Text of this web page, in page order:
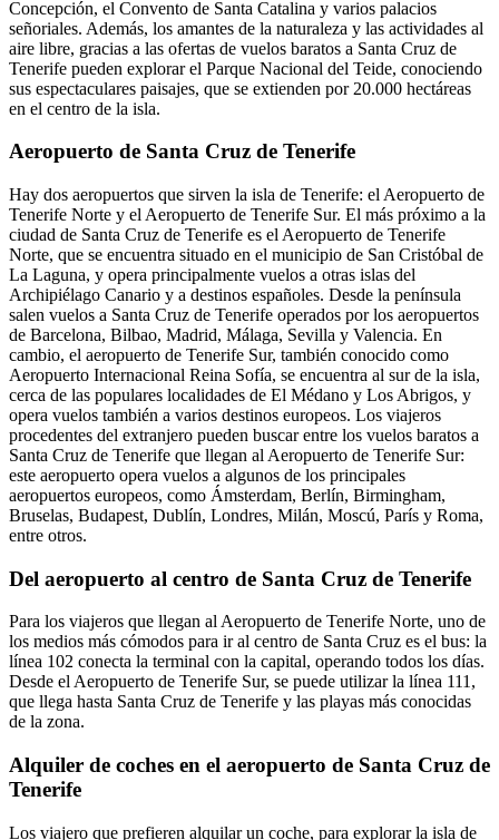
Concepción, el Convento de Santa Catalina y varios palacios
señoriales. Además, los amantes de la naturaleza y las actividades al
aire libre, gracias a las ofertas de vuelos baratos a Santa Cruz de
Tenerife pueden explorar el Parque Nacional del Teide, conociendo
sus espectaculares paisajes, que se extienden por 20.000 hectáreas
en el centro de la isla.
Aeropuerto de Santa Cruz de Tenerife
Hay dos aeropuertos que sirven la isla de Tenerife: el Aeropuerto de
Tenerife Norte y el Aeropuerto de Tenerife Sur. El más próximo a la
ciudad de Santa Cruz de Tenerife es el Aeropuerto de Tenerife
Norte, que se encuentra situado en el municipio de San Cristóbal de
La Laguna, y opera principalmente vuelos a otras islas del
Archipiélago Canario y a destinos españoles. Desde la península
salen vuelos a Santa Cruz de Tenerife operados por los aeropuertos
de Barcelona, Bilbao, Madrid, Málaga, Sevilla y Valencia. En
cambio, el aeropuerto de Tenerife Sur, también conocido como
Aeropuerto Internacional Reina Sofía, se encuentra al sur de la isla,
cerca de las populares localidades de El Médano y Los Abrigos, y
opera vuelos también a varios destinos europeos. Los viajeros
procedentes del extranjero pueden buscar entre los vuelos baratos a
Santa Cruz de Tenerife que llegan al Aeropuerto de Tenerife Sur:
este aeropuerto opera vuelos a algunos de los principales
aeropuertos europeos, como Ámsterdam, Berlín, Birmingham,
Bruselas, Budapest, Dublín, Londres, Milán, Moscú, París y Roma,
entre otros.
Del aeropuerto al centro de Santa Cruz de Tenerife
Para los viajeros que llegan al Aeropuerto de Tenerife Norte, uno de
los medios más cómodos para ir al centro de Santa Cruz es el bus: la
línea 102 conecta la terminal con la capital, operando todos los días.
Desde el Aeropuerto de Tenerife Sur, se puede utilizar la línea 111,
que llega hasta Santa Cruz de Tenerife y las playas más conocidas
de la zona.
Alquiler de coches en el aeropuerto de Santa Cruz de
Tenerife
Los viajero que prefieren alquilar un coche, para explorar la isla de